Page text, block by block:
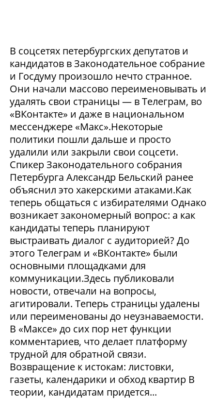
В соцсетях петербургских депутатов и
кандидатов в Законодательное собрание
и Госдуму произошло нечто странное.
Они начали массово переименовывать и
удалять свои страницы — в Телеграм, во
«ВКонтакте» и даже в национальном
мессенджере «Макс».Некоторые
политики пошли дальше и просто
удалили или закрыли свои соцсети.
Спикер Законодательного собрания
Петербурга Александр Бельский ранее
объяснил это хакерскими атаками.Как
теперь общаться с избирателями Однако
возникает закономерный вопрос: а как
кандидаты теперь планируют
выстраивать диалог с аудиторией? До
этого Телеграм и «ВКонтакте» были
основными площадками для
коммуникации.Здесь публиковали
новости, отвечали на вопросы,
агитировали. Теперь страницы удалены
или переименованы до неузнаваемости.
В «Максе» до сих пор нет функции
комментариев, что делает платформу
трудной для обратной связи.
Возвращение к истокам: листовки,
газеты, календарики и обход квартир В
теории, кандидатам придется...